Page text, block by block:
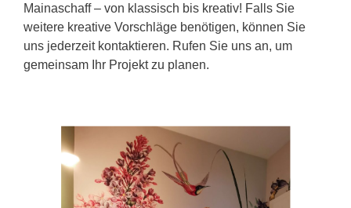
Mainaschaff – von klassisch bis kreativ! Falls Sie
weitere kreative Vorschläge benötigen, können Sie
uns jederzeit kontaktieren. Rufen Sie uns an, um
gemeinsam Ihr Projekt zu planen.